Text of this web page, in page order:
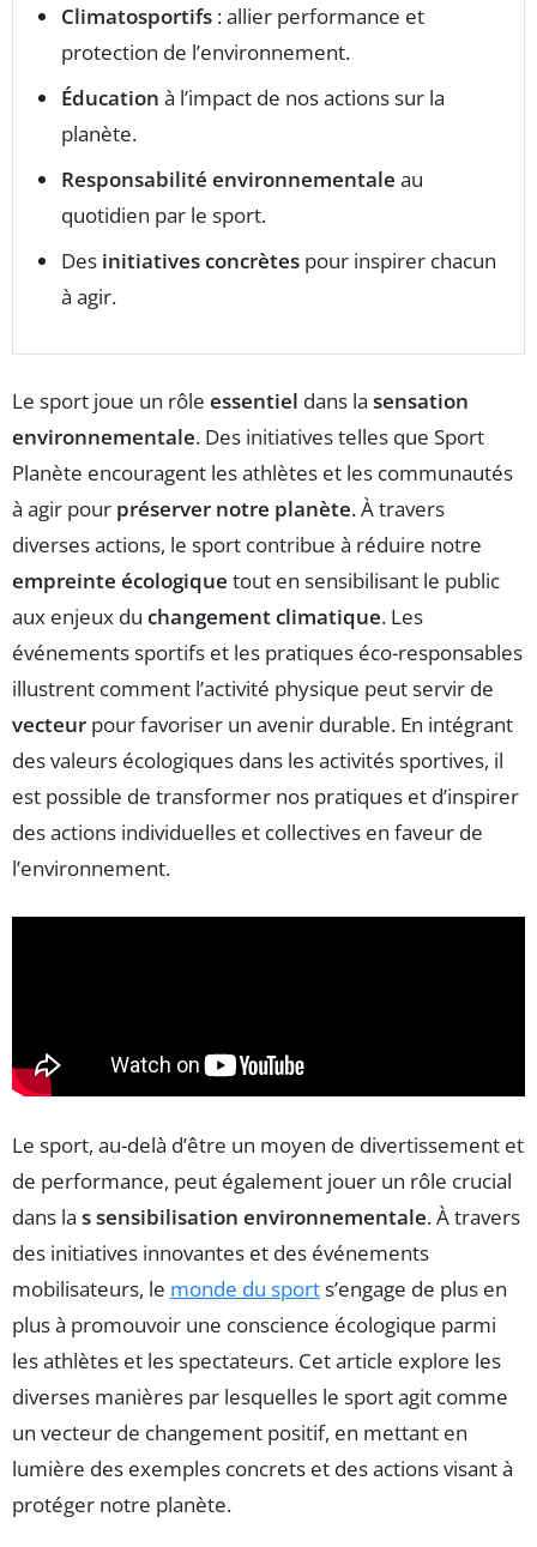
Climatosportifs : allier performance et
protection de l’environnement.
Éducation à l’impact de nos actions sur la
planète.
Responsabilité environnementale au
quotidien par le sport.
Des initiatives concrètes pour inspirer chacun
à agir.
Le sport joue un rôle essentiel dans la sensation
environnementale. Des initiatives telles que Sport
Planète encouragent les athlètes et les communautés
à agir pour préserver notre planète. À travers
diverses actions, le sport contribue à réduire notre
empreinte écologique tout en sensibilisant le public
aux enjeux du changement climatique. Les
événements sportifs et les pratiques éco-responsables
illustrent comment l’activité physique peut servir de
vecteur pour favoriser un avenir durable. En intégrant
des valeurs écologiques dans les activités sportives, il
est possible de transformer nos pratiques et d’inspirer
des actions individuelles et collectives en faveur de
l’environnement.
Le sport, au-delà d’être un moyen de divertissement et
de performance, peut également jouer un rôle crucial
dans la s sensibilisation environnementale. À travers
des initiatives innovantes et des événements
mobilisateurs, le monde du sports’engage de plus en
plus à promouvoir une conscience écologique parmi
les athlètes et les spectateurs. Cet article explore les
diverses manières par lesquelles le sport agit comme
un vecteur de changement positif, en mettant en
lumière des exemples concrets et des actions visant à
protéger notre planète.